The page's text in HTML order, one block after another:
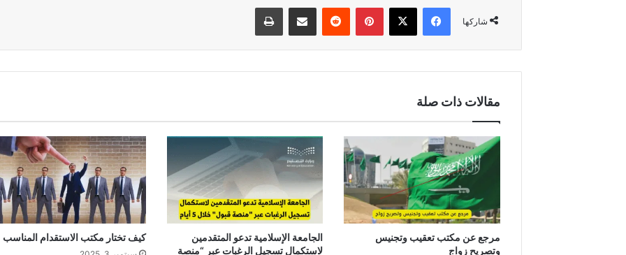
شاركها
فيسبوك ‫X بينتيريست
‏Reddit مشاركة عبر البريد طباعة
مقالات ذات صلة
مرجع عن مكتب تعقيب وتجنيس
وتصريح زواج
الجامعة الإسلامية تدعو المتقدمين
لاستكمال تسجيل الرغبات عبر “منصة
كيف تختار مكتب الاستقدام المناسب